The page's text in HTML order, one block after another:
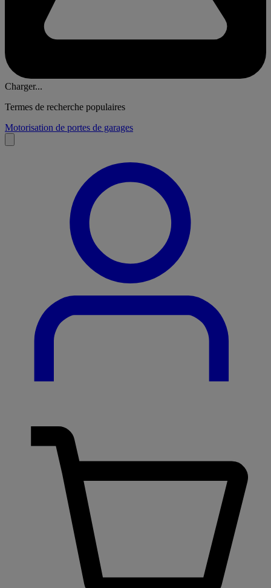
Charger...
Termes de recherche populaires
Motorisation de portes de garages